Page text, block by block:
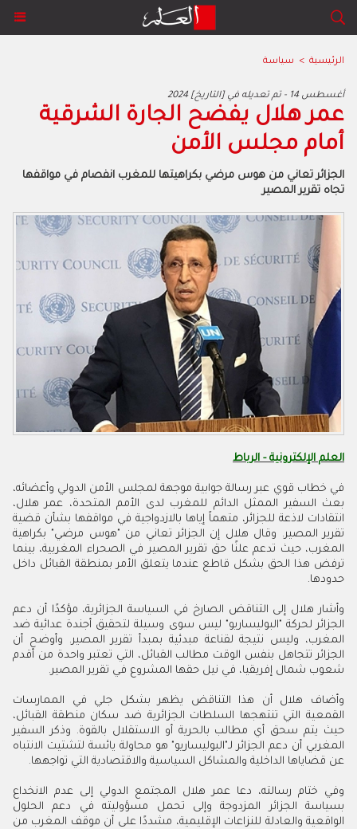
الرئيسية > سياسة
2024 أغسطس 14 - تم تعديله في [التاريخ]
عمر هلال يفضح الجارة الشرقية
أمام مجلس الأمن
الجزائر تعاني من هوس مرضي بكراهيتها للمغرب انفصام في مواقفها
تجاه تقرير المصير
العلم الإلكترونية - الرباط
في خطاب قوي عبر رسالة جوابية موجهة لمجلس الأمن الدولي وأعضائه،
بعث السفير الممثل الدائم للمغرب لدى الأمم المتحدة، عمر هلال،
انتقادات لاذعة للجزائر، متهماً إياها بالازدواجية في مواقفها بشأن قضية
تقرير المصير. وقال هلال إن الجزائر تعاني من "هوس مرضي" بكراهية
المغرب، حيث تدعم علنًا حق تقرير المصير في الصحراء المغربية، بينما
ترفض هذا الحق بشكل قاطع عندما يتعلق الأمر بمنطقة القبائل داخل
حدودها.
وأشار هلال إلى التناقض الصارخ في السياسة الجزائرية، مؤكدًا أن دعم
الجزائر لحركة "البوليساريو" ليس سوى وسيلة لتحقيق أجندة عدائية ضد
المغرب، وليس نتيجة لقناعة مبدئية بمبدأ تقرير المصير. وأوضح أن
الجزائر تتجاهل بنفس الوقت مطالب القبائل، التي تعتبر واحدة من أقدم
شعوب شمال إفريقيا، في نيل حقها المشروع في تقرير المصير.
وأضاف هلال أن هذا التناقض يظهر بشكل جلي في الممارسات
القمعية التي تنتهجها السلطات الجزائرية ضد سكان منطقة القبائل،
حيث يتم سحق أي مطالب بالحرية أو الاستقلال بالقوة. وذكر السفير
المغربي أن دعم الجزائر لـ"البوليساريو" هو محاولة يائسة لتشتيت الانتباه
عن قضاياها الداخلية والمشاكل السياسية والاقتصادية التي تواجهها.
وفي ختام رسالته، دعا عمر هلال المجتمع الدولي إلى عدم الانخداع
بسياسة الجزائر المزدوجة وإلى تحمل مسؤوليته في دعم الحلول
الواقعية والعادلة للنزاعات الإقليمية، مشددًا على أن موقف المغرب من